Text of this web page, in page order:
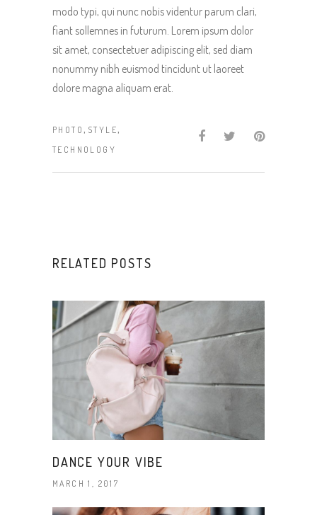
modo typi, qui nunc nobis videntur parum clari,
fiant sollemnes in futurum. Lorem ipsum dolor
sit amet, consectetuer adipiscing elit, sed diam
nonummy nibh euismod tincidunt ut laoreet
dolore magna aliquam erat.
PHOTO , STYLE,
TECHNOLOGY
RELATED POSTS
DANCE YOUR VIBE
MARCH 1, 2017